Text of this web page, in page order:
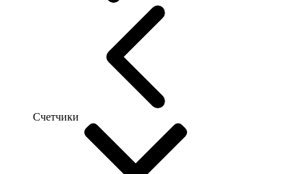
Счетчики